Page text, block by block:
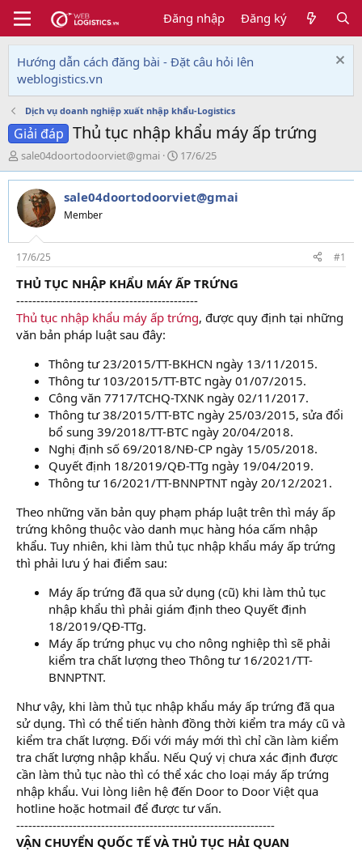
Đăng nhập Đăng ký
Hướng dẫn cách đăng bài - Đặt câu hỏi lên
weblogistics.vn
Dịch vụ doanh nghiệp xuất nhập khẩu-Logistics
Giải đáp Thủ tục nhập khẩu máy ấp trứng
T
h
r
e
a
d
s
t
a
r
t
e
r
sale04doortodoorviet@gmai
N
g
à
y
i
17/6/25
sale04doortodoorviet@gmai
Member
17/6/25 #1
THỦ TỤC NHẬP KHẨU MÁY ẤP TRỨNG
---------------------------------------------
Thủ tục nhập khẩu máy ấp trứng, được quy định tại những
văn bản pháp luật sau đây:
Thông tư 23/2015/TT-BKHCN ngày 13/11/2015.
Thông tư 103/2015/TT-BTC ngày 01/07/2015.
Công văn 7717/TCHQ-TXNK ngày 02/11/2017.
Thông tư 38/2015/TT-BTC ngày 25/03/2015, sửa đổi
bổ sung 39/2018/TT-BTC ngày 20/04/2018.
Nghị định số 69/2018/NĐ-CP ngày 15/05/2018.
Quyết định 18/2019/QĐ-TTg ngày 19/04/2019.
Thông tư 16/2021/TT-BNNPTNT ngày 20/12/2021.
Theo những văn bản quy phạm pháp luật trên thì máy ấp
trứng không thuộc vào danh mục hàng hóa cấm nhập
khẩu. Tuy nhiên, khi làm thủ tục nhập khẩu máy ấp trứng
thì phải lưu ý hai điểm sau:
Máy ấp trứng đã qua sử dụng (cũ) khi làm thủ tục
nhập khẩu thì phải giám định theo Quyết định
18/2019/QĐ-TTg.
Máy ấp trứng phục vụ cho nông nghiệp thì sẽ phải
kiểm tra chất lượng theo Thông tư 16/2021/TT-
BNNPTNT.
Như vậy, khi làm thủ tục nhập khẩu máy ấp trứng đã qua
sử dụng. Thì có thể tiến hành đồng thời kiểm tra máy cũ và
kiểm tra chất lượng. Đối với máy mới thì chỉ cần làm kiểm
tra chất lượng nhập khẩu. Nếu Quý vị chưa xác định được
cần làm thủ tục nào thì có thể xác cho loại máy ấp trứng
nhập khẩu. Vui lòng liên hệ đến Door to Door Việt qua
hotline hoặc hotmail để được tư vấn.
----------------------------------------------------------------
VẬN CHUYỂN QUỐC TẾ VÀ THỦ TỤC HẢI QUAN